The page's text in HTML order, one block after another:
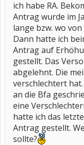
ich habe RA.
Antrag wurde im
lange bzw. wo
Dann hatte ich
Antrag auf
gestellt. Das
abgelehnt. Die
verschlechtert
an die Bfa
eine
hatte ich das
Antrag gestellt.
sollte?